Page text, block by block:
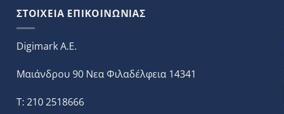
ΣΤΟΙΧΕΙΑ ΕΠΙΚΟΙΝΩΝΙΑΣ
Digimark A.E.
Μαιάνδρου 90 Νεα Φιλαδέλφεια 14341
T: 210 2518666